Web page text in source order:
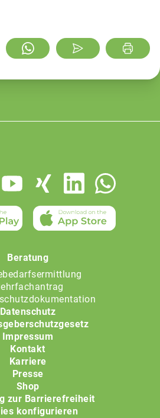
Beratung
Datenschutz
Impressum
Kontakt
Karriere
Presse
Shop
zur Barrierefreiheit
konfigurieren